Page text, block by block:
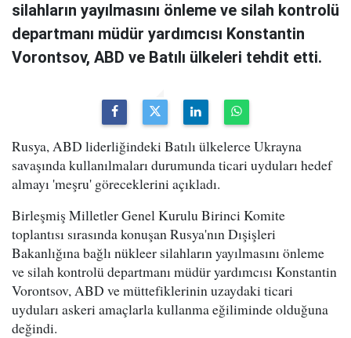
silahların yayılmasını önleme ve silah kontrolü
departmanı müdür yardımcısı Konstantin
Vorontsov, ABD ve Batılı ülkeleri tehdit etti.
Rusya, ABD liderliğindeki Batılı ülkelerce Ukrayna
savaşında kullanılmaları durumunda ticari uyduları hedef
almayı 'meşru' göreceklerini açıkladı.
Birleşmiş Milletler Genel Kurulu Birinci Komite
toplantısı sırasında konuşan Rusya'nın Dışişleri
Bakanlığına bağlı nükleer silahların yayılmasını önleme
ve silah kontrolü departmanı müdür yardımcısı Konstantin
Vorontsov, ABD ve müttefiklerinin uzaydaki ticari
uyduları askeri amaçlarla kullanma eğiliminde olduğuna
değindi.